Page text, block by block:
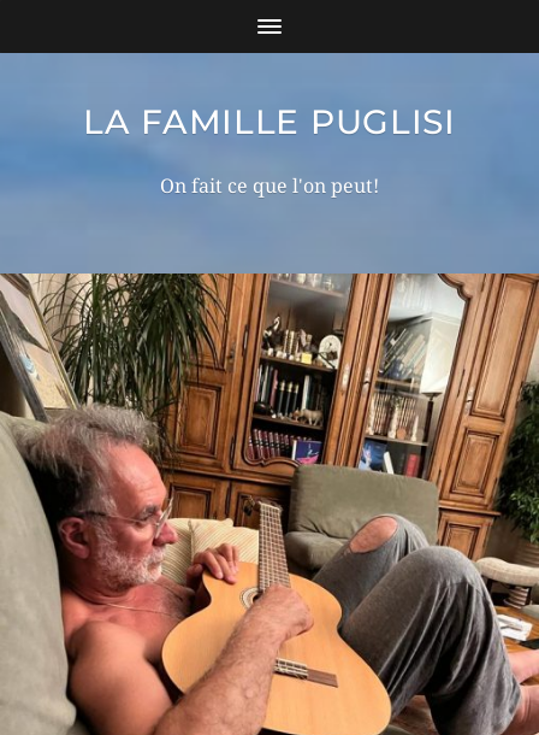
LA FAMILLE PUGLISI
On fait ce que l'on peut!